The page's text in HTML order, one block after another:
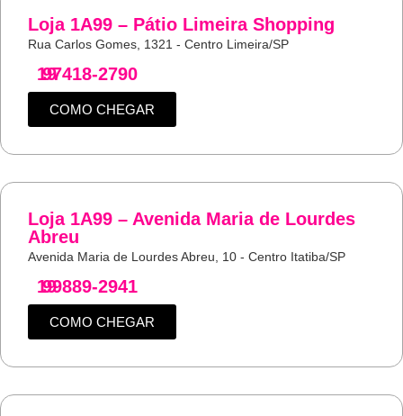
Loja 1A99 – Pátio Limeira Shopping
Rua Carlos Gomes, 1321 - Centro Limeira/SP
19
97418-2790
COMO CHEGAR
Loja 1A99 – Avenida Maria de Lourdes
Abreu
Avenida Maria de Lourdes Abreu, 10 - Centro Itatiba/SP
19
99889-2941
COMO CHEGAR